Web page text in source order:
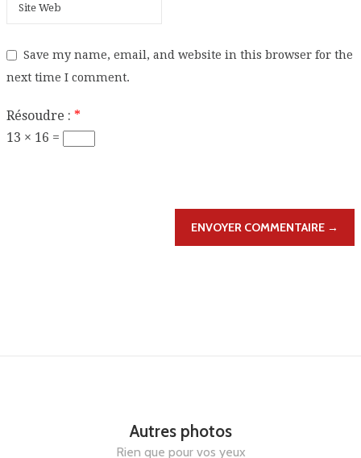
Save my name, email, and website in this browser for the
next time I comment.
Résoudre : *
13 × 16 =
ENVOYER COMMENTAIRE →
Autres photos
Rien que pour vos yeux